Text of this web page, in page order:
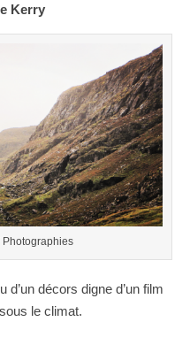
Kerry
Photographies
décors digne d’un film
le climat.